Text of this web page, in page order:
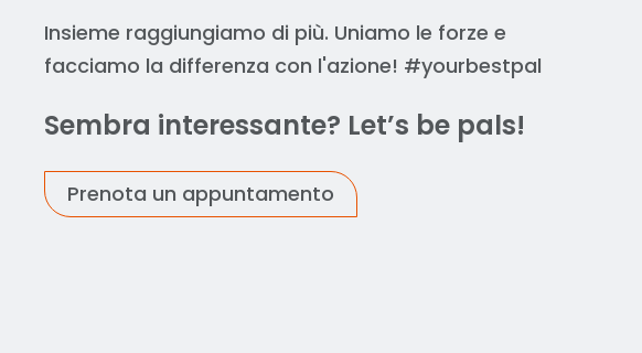
Insieme raggiungiamo di più. Uniamo le forze e
facciamo la differenza con l'azione! #yourbestpal
Sembra interessante? Let’s be pals!
Prenota un appuntamento